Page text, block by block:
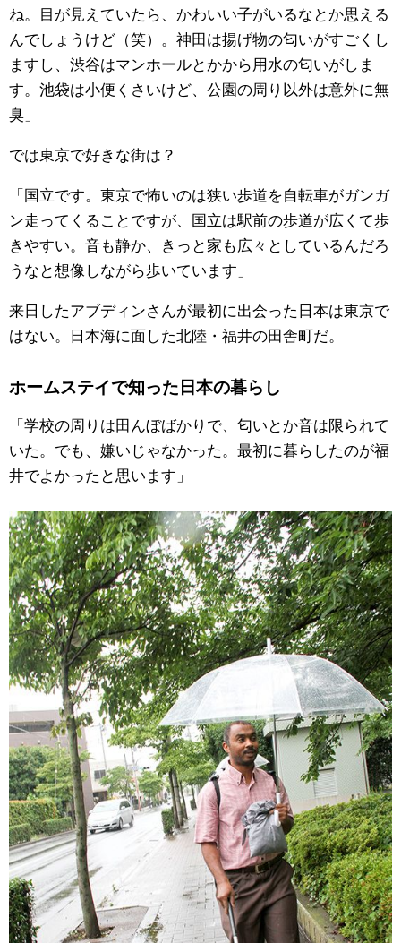
ね。目が見えていたら、かわいい子がいるなとか思える
んでしょうけど（笑）。神田は揚げ物の匂いがすごくし
ますし、渋谷はマンホールとかから用水の匂いがしま
す。池袋は小便くさいけど、公園の周り以外は意外に無
臭」
では東京で好きな街は？
「国立です。東京で怖いのは狭い歩道を自転車がガンガ
ン走ってくることですが、国立は駅前の歩道が広くて歩
きやすい。音も静か、きっと家も広々としているんだろ
うなと想像しながら歩いています」
来日したアブディンさんが最初に出会った日本は東京で
はない。日本海に面した北陸・福井の田舎町だ。
ホームステイで知った日本の暮らし
「学校の周りは田んぼばかりで、匂いとか音は限られて
いた。でも、嫌いじゃなかった。最初に暮らしたのが福
井でよかったと思います」